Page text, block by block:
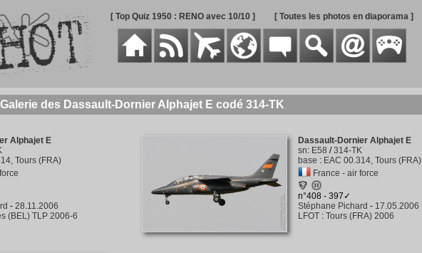
[ Top Quiz 1950 : RENO avec 10/10 ] [ Toutes les photos en diaporama ]
Galerie des Dassault-Dornier Alphajet E codé 314-TK
Alphajet E
Tours (FRA)
- 28.11.2006
(BEL) TLP 2006-6
Dassault-Dornier Alphajet E
sn: E58 /314-TK
base : EAC 00.314, Tours (FRA)
France - air force
n°408 - 397✓
Stéphane Pichard - 17.05.2006
LFOT : Tours (FRA) 2006